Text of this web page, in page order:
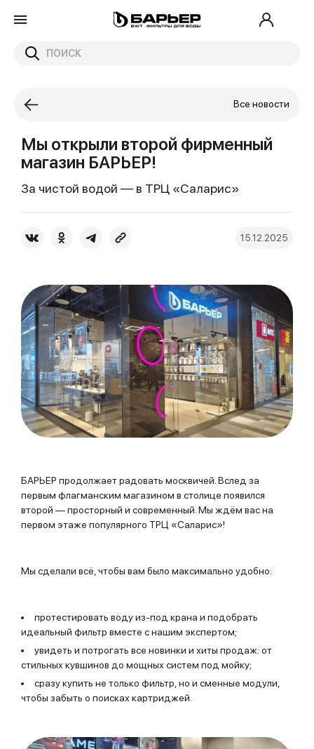
Все новости
Мы открыли второй фирменный
магазин БАРЬЕР!
За чистой водой — в ТРЦ «Саларис»
15.12.2025
БАРЬЕР продолжает радовать москвичей. Вслед за
первым флагманским магазином в столице появился
второй — просторный и современный. Мы ждём вас на
первом этаже популярного ТРЦ «Саларис»!
Мы сделали всё, чтобы вам было максимально удобно:
протестировать воду из-под крана и подобрать
идеальный фильтр вместе с нашим экспертом;
увидеть и потрогать все новинки и хиты продаж: от
стильных кувшинов до мощных систем под мойку;
сразу купить не только фильтр, но и сменные модули,
чтобы забыть о поисках картриджей.